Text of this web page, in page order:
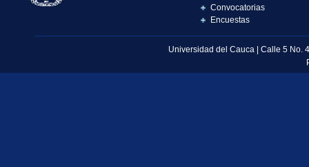
Convocatorias
Encuestas
Universidad del Cauca | Calle 5 No.